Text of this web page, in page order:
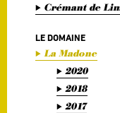
Crémant de
LE DOMAINE
La Madone
2020
2018
2017